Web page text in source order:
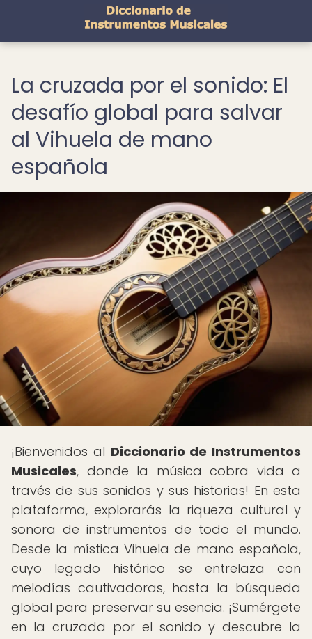
La cruzada por el sonido: El
desafío global para salvar
al Vihuela de mano
española
¡Bienvenidos al Diccionario de Instrumentos
Musicales, donde la música cobra vida a
través de sus sonidos y sus historias! En esta
plataforma, explorarás la riqueza cultural y
sonora de instrumentos de todo el mundo.
Desde la mística Vihuela de mano española,
cuyo legado histórico se entrelaza con
melodías cautivadoras, hasta la búsqueda
global para preservar su esencia. ¡Sumérgete
en la cruzada por el sonido y descubre la